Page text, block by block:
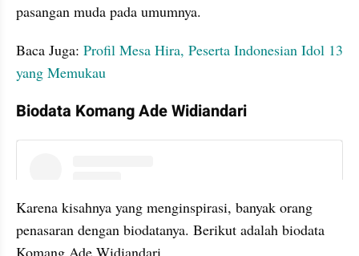
pasangan muda pada umumnya.
Baca Juga: Profil Mesa Hira, Peserta Indonesian Idol 13
yang Memukau
Biodata Komang Ade Widiandari
Karena kisahnya yang menginspirasi, banyak orang
penasaran dengan biodatanya. Berikut adalah biodata
Komang Ade Widiandari.